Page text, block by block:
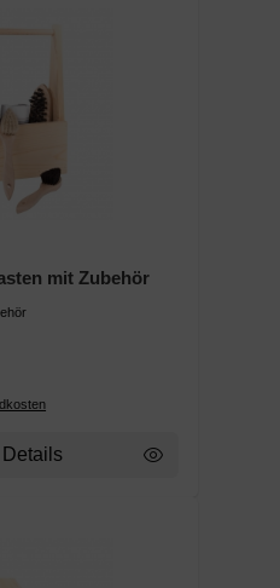
mit Zubehör
Details